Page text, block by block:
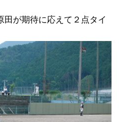
田が期待に応えて２点タイ